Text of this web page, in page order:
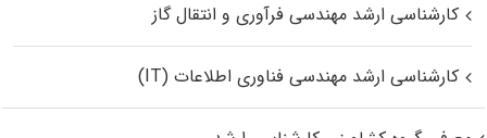
کارشناسی ارشد مهندسی فرآوری و انتقال گاز
کارشناسی ارشد مهندسی فناوری اطلاعات (IT)